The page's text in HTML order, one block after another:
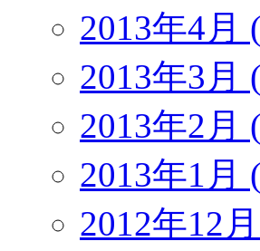
2013年4月
2013年3月
2013年2月
2013年1月
2012年12